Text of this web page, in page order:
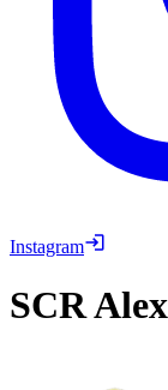
Instagram
SCR